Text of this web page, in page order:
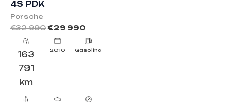
4S PDK
Porsche
€32 990€29 990
163
791
km
2010 Gasolina